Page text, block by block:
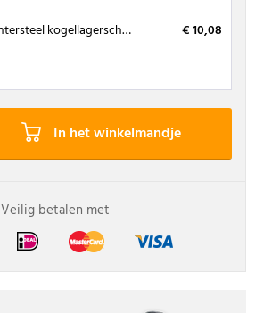
Intersteel kogellagerscharnier RVS 76 x 76 mm € 10,08
In het winkelmandje
Veilig betalen met